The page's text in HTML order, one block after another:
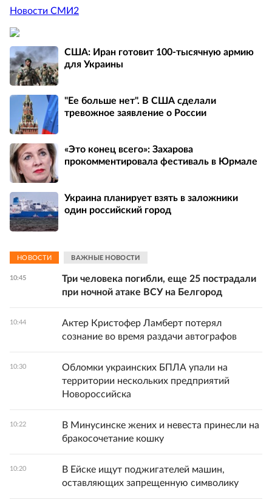
Новости СМИ2
США: Иран готовит 100-тысячную армию
для Украины
"Ее больше нет". В США сделали
тревожное заявление о России
«Это конец всего»: Захарова
прокомментировала фестиваль в Юрмале
Украина планирует взять в заложники
один российский город
НОВОСТИ ВАЖНЫЕ НОВОСТИ
10:45
Три человека погибли, еще 25 пострадали
при ночной атаке ВСУ на Белгород
10:44
Актер Кристофер Ламберт потерял
сознание во время раздачи автографов
10:30
Обломки украинских БПЛА упали на
территории нескольких предприятий
Новороссийска
10:22
В Минусинске жених и невеста принесли на
бракосочетание кошку
10:20
В Ейске ищут поджигателей машин,
оставляющих запрещенную символику